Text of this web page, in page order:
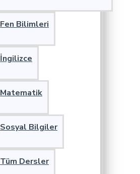
Fen Bilimleri
İngilizce
Matematik
Sosyal Bilgiler
Tüm Dersler